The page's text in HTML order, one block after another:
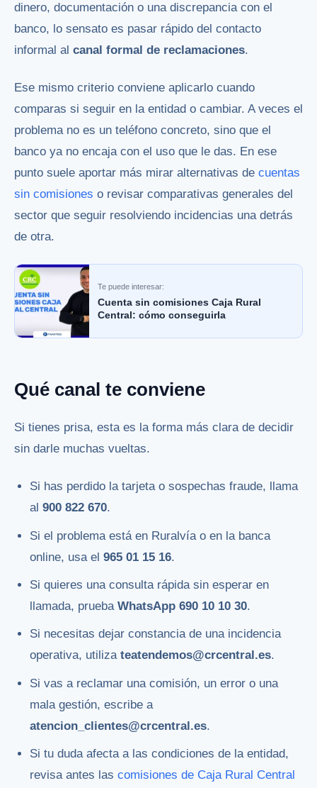
dinero, documentación o una discrepancia con el
banco, lo sensato es pasar rápido del contacto
informal al canal formal de reclamaciones.
Ese mismo criterio conviene aplicarlo cuando
comparas si seguir en la entidad o cambiar. A veces el
problema no es un teléfono concreto, sino que el
banco ya no encaja con el uso que le das. En ese
punto suele aportar más mirar alternativas de cuentas
sin comisiones o revisar comparativas generales del
sector que seguir resolviendo incidencias una detrás
de otra.
Te puede interesar:
Cuenta sin comisiones Caja Rural
Central: cómo conseguirla
Qué canal te conviene
Si tienes prisa, esta es la forma más clara de decidir
sin darle muchas vueltas.
Si has perdido la tarjeta o sospechas fraude, llama
al900 822 670.
Si el problema está en Ruralvía o en la banca
online, usa el965 01 15 16.
Si quieres una consulta rápida sin esperar en
llamada, pruebaWhatsApp 690 10 10 30.
Si necesitas dejar constancia de una incidencia
operativa, utilizateatendemos@crcentral.es.
Si vas a reclamar una comisión, un error o una
mala gestión, escribe a
atencion_clientes@crcentral.es.
Si tu duda afecta a las condiciones de la entidad,
revisa antes lascomisiones de Caja Rural Central